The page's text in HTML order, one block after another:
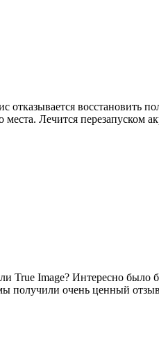
отказывается восстановить
места. Лечится перезапуском
True Image? Интересно
получили очень ценный